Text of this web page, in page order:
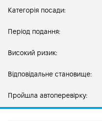
Категорія посади:
Період подання:
Високий ризик:
Відповідальне становище:
Пройшла автоперевірку: